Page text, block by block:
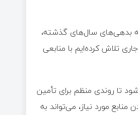
منابع برای تسویه بدهی‌های سال‌های گذشته،
تلاش کرده‌ایم با منابعی
می‌شود تا روندی منظم برای تأمین
تأمین نشدن منابع مورد نیاز، می‌تواند به